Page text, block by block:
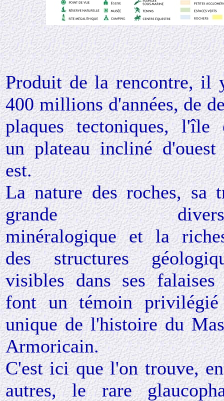
Produit de la rencontre, il
400 millions d'années, de
plaques tectoniques, l'île
un plateau incliné d'ouest
est.
La nature des roches, sa
grande
minéralogique et la
des structures
visibles dans ses falaises
font un témoin
unique de l'histoire du
Armoricain.
C'est ici que l'on trouve,
autres, le rare